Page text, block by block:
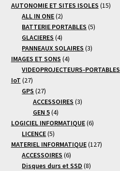
produits
AUTONOMIE ET SITES ISOLES 1515
ALL IN ONE 22
produits
BATTERIE PORTABLES 55
GLACIERES 44
produits
PANNEAUX SOLAIRES 33
IMAGES ET SONS 44
produits
VIDEOPROJECTEURS-PORTABLES
IoT 2727
produits
GPS 2727
produits
ACCESSOIRES 33
GEN 5 44
produits
LOGICIEL INFORMATIQUE 66
LICENCE 55
produits
MATERIEL INFORMATIQUE 127127
ACCESSOIRES 66
produits
Disques durs et SSD 88